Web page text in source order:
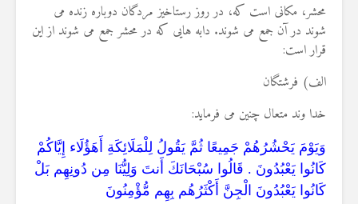
محشر، مکانی است که، در روز رستاخیز مردگان دوباره زنده می
شوند در آن جمع می شوند. دابه هایی که در محشر جمع می شوند از این
قرار است:
الف) فرشتگان
خدا وند متعال چنین می فرماید:
وَيَوْمَ يَحْشُرُهُمْ جَمِيعًا ثُمَّ يَقُولُ لِلْمَلَائِكَةِ أَهَؤُلَاء إِيَّاكُمْ
كَانُوا يَعْبُدُونَ . قَالُوا سُبْحَانَكَ أَنتَ وَلِيُّنَا مِن دُونِهِم بَلْ
كَانُوا يَعْبُدُونَ الْجِنَّ أَكْثَرُهُم بِهِم مُّؤْمِنُونَ